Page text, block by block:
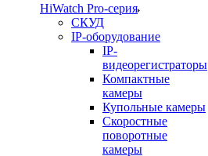
HiWatch Pro-серия
CКУД
IP-оборудование
IP-
видеорегистраторы
Компактные
камеры
Купольные камеры
Скоростные
поворотные
камеры